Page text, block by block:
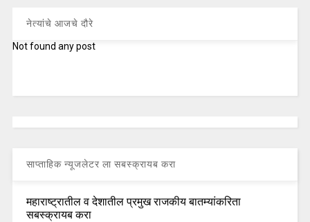
नेत्यांचे आजचे दौरे
Not found any post
साप्ताहिक न्यूजलेटर ला सबस्क्रायब करा
महाराष्ट्रातील व देशातील प्रमुख राजकीय बातम्यांकरिता
सबस्क्रायब करा